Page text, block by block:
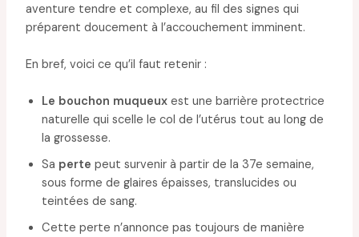
aventure tendre et complexe, au fil des signes qui
préparent doucement à l’accouchement imminent.
En bref, voici ce qu’il faut retenir :
Le bouchon muqueuxest une barrière protectrice
naturelle qui scelle le col de l’utérus tout au long de
la grossesse.
Sa perte peut survenir à partir de la 37e semaine,
sous forme de glaires épaisses, translucides ou
teintées de sang.
Cette perte n’annonce pas toujours de manière